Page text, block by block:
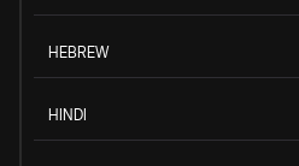
HEBREW
HINDI